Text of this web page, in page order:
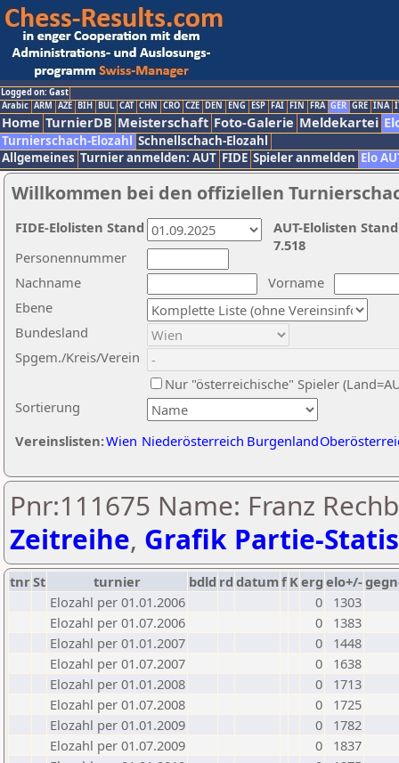
Logged on: Gast
Arabic ARM AZE BIH BUL CAT CHN CRO CZE DEN ENG ESP FAI FIN FRA GER GRE INA
Home TurnierDB Meisterschaft Foto-Galerie Meldekartei
Turnierschach-Elozahl Schnellschach-Elozahl
Allgemeines Turnier anmelden: AUT FIDE Spieler anmelden Elo
Willkommen bei den offiziellen
Nachname
Vorname
Ebene
Sortierung
Personennummer
Bundesland
Spgem./Kreis/Verein
Nur "österreichische" Spieler
Vereinslisten:Wien Niederösterreich Burgenland
AUT-Elolisten
7.518
FIDE-Elolisten Stand
Pnr:111675 Name: Franz
Zeitreihe, Grafik Partie-
tnrSt turnier bdld rd datumf Kerg elo+/-
Elozahl per 01.01.2006
0
1303
Elozahl per 01.07.2006
0
1383
Elozahl per 01.01.2007
0
1448
Elozahl per 01.07.2007
0
1638
Elozahl per 01.01.2008
0
1713
Elozahl per 01.07.2008
0
1725
Elozahl per 01.01.2009
0
1782
Elozahl per 01.07.2009
0
1837